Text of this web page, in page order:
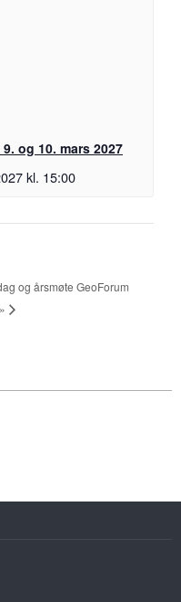
og 10. mars 2027
kl. 15:00
og årsmøte GeoForum